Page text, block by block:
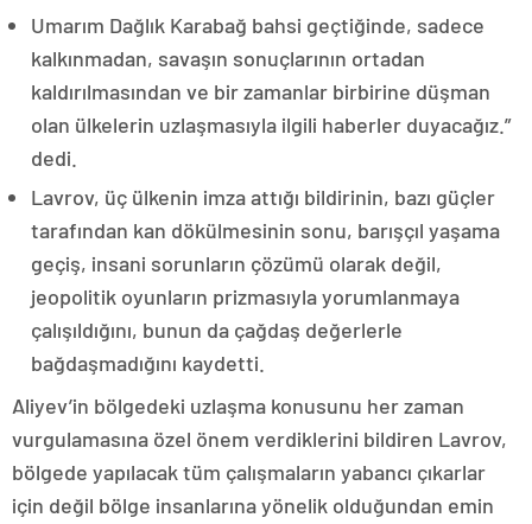
Umarım Dağlık Karabağ bahsi geçtiğinde, sadece
kalkınmadan, savaşın sonuçlarının ortadan
kaldırılmasından ve bir zamanlar birbirine düşman
olan ülkelerin uzlaşmasıyla ilgili haberler duyacağız.”
dedi.
Lavrov, üç ülkenin imza attığı bildirinin, bazı güçler
tarafından kan dökülmesinin sonu, barışçıl yaşama
geçiş, insani sorunların çözümü olarak değil,
jeopolitik oyunların prizmasıyla yorumlanmaya
çalışıldığını, bunun da çağdaş değerlerle
bağdaşmadığını kaydetti.
Aliyev’in bölgedeki uzlaşma konusunu her zaman
vurgulamasına özel önem verdiklerini bildiren Lavrov,
bölgede yapılacak tüm çalışmaların yabancı çıkarlar
için değil bölge insanlarına yönelik olduğundan emin